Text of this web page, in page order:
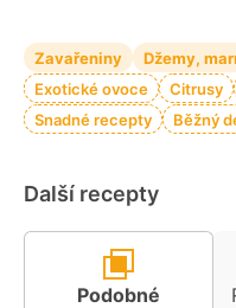
Zavařeniny Džemy,
Exotické ovoce
Citrusy
Snadné recepty
Běžný
Další recepty
Podobné